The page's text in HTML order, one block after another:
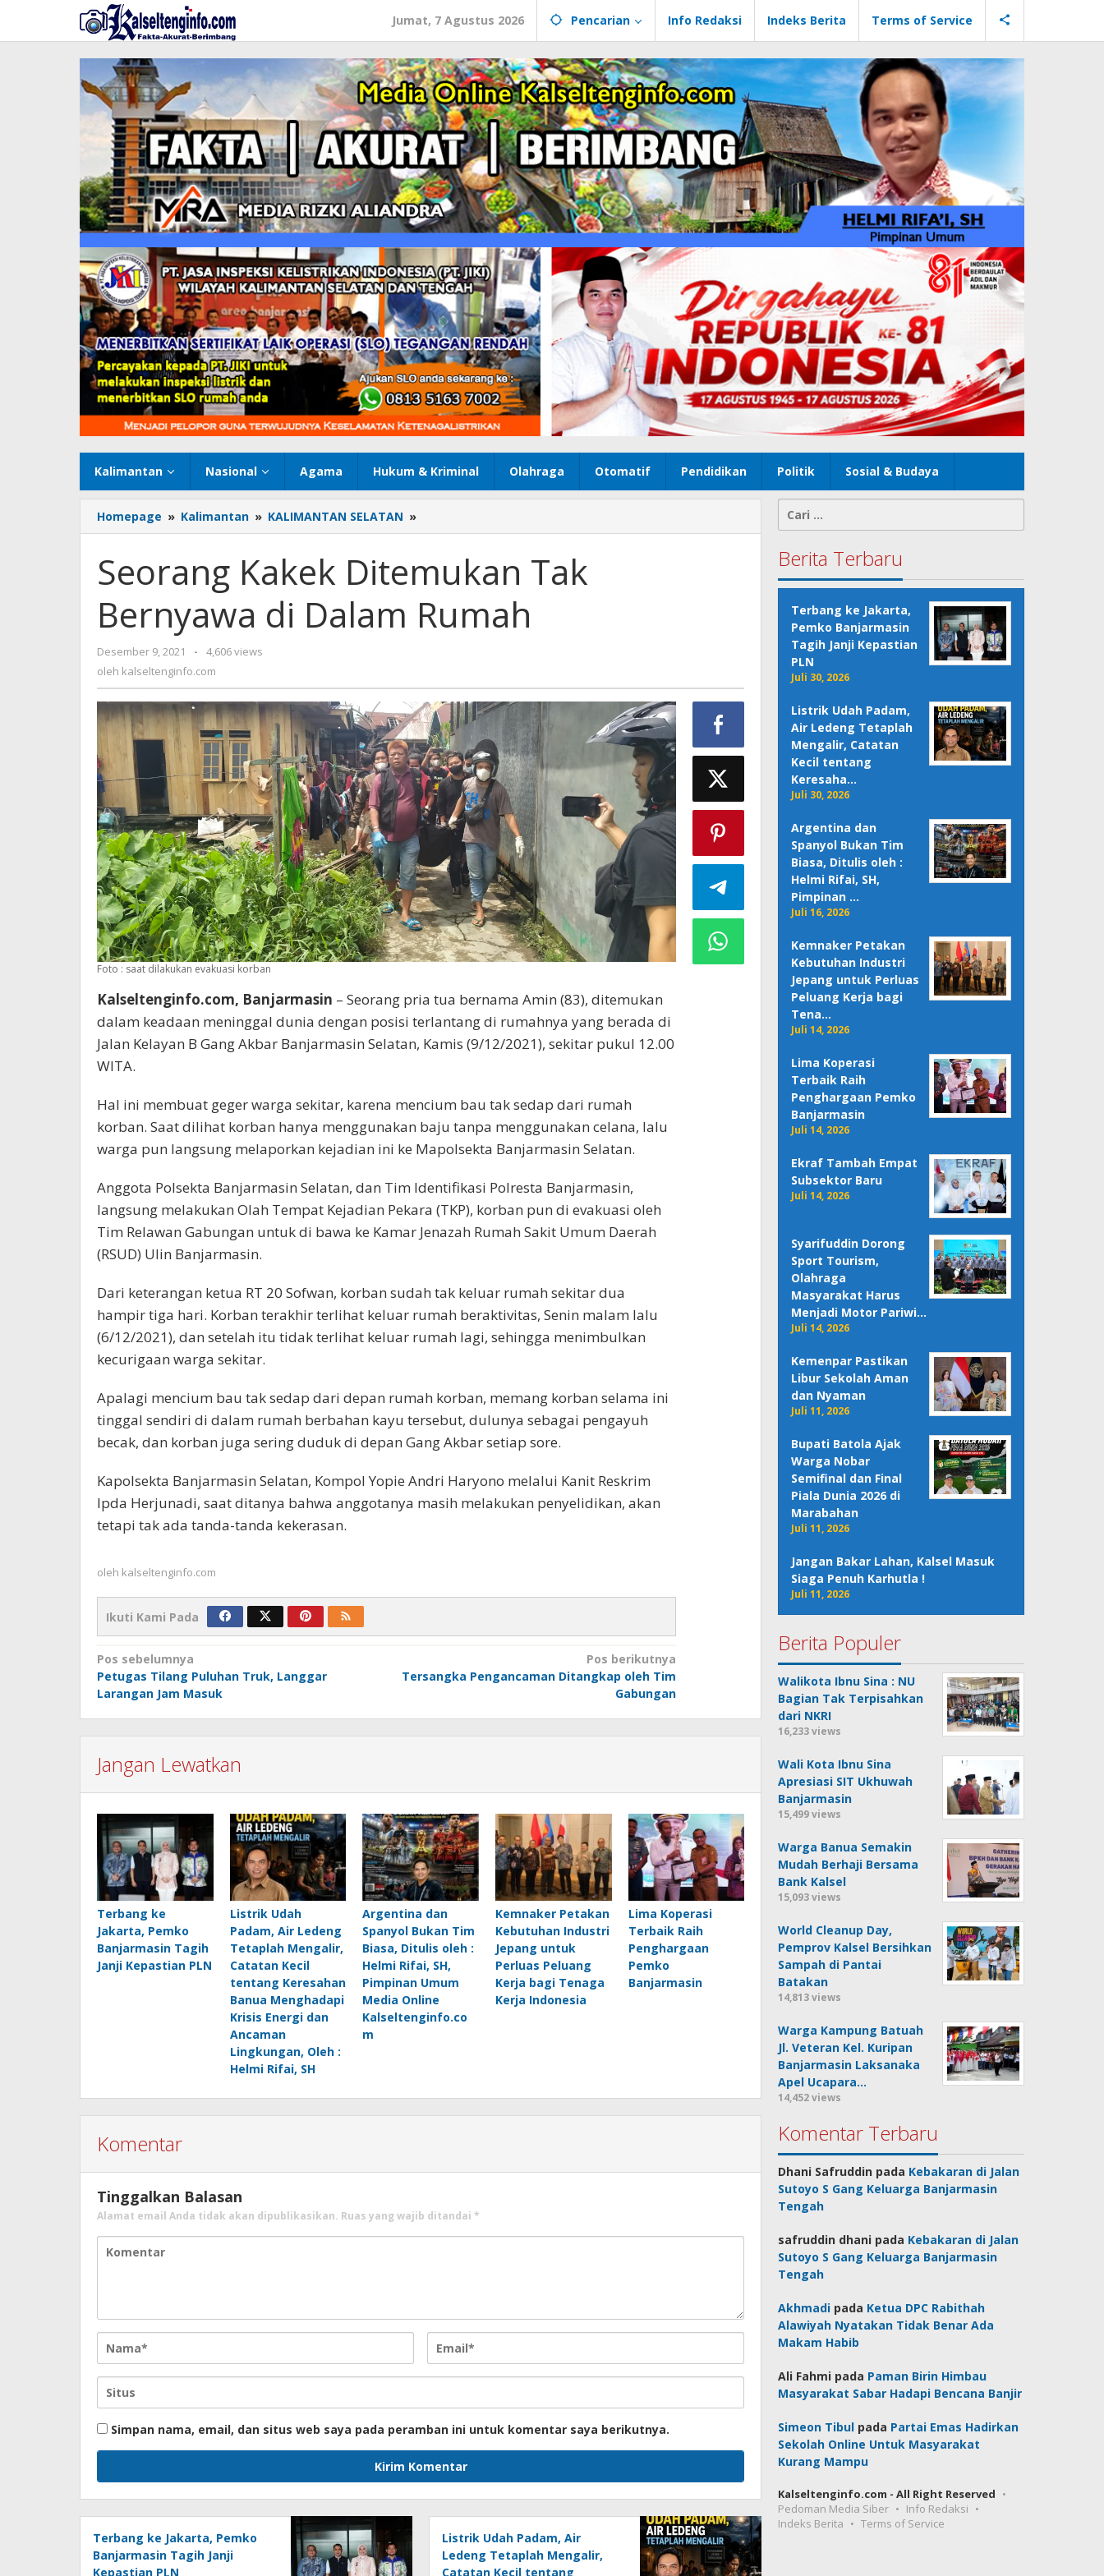
konten
Jumat, 7 Agustus 2026 Pencarian Info Redaksi Indeks Berita Terms of Service
Kalimantan Nasional Agama Hukum & Kriminal Olahraga Otomatif Pendidikan Politik Sosial & Budaya
Homepage » Kalimantan » KALIMANTAN SELATAN »
Kakek
Tak
Bernyawa
di
Dalam
Seorang Kakek Ditemukan Tak
Bernyawa di Dalam Rumah
Desember 9, 2021
oleh
kalseltenginfo.com
-
4,606 views
oleh kalseltenginfo.com
Foto : saat dilakukan evakuasi korban
Kalseltenginfo.com, Banjarmasin – Seorang pria tua bernama Amin (83), ditemukan
dalam keadaan meninggal dunia dengan posisi terlantang di rumahnya yang berada di
Jalan Kelayan B Gang Akbar Banjarmasin Selatan, Kamis (9/12/2021), sekitar pukul 12.00
WITA.
Hal ini membuat geger warga sekitar, karena mencium bau tak sedap dari rumah
korban. Saat dilihat korban hanya menggunakan baju tanpa menggunakan celana, lalu
warga pun langsung melaporkan kejadian ini ke Mapolsekta Banjarmasin Selatan.
Anggota Polsekta Banjarmasin Selatan, dan Tim Identifikasi Polresta Banjarmasin,
langsung melakukan Olah Tempat Kejadian Pekara (TKP), korban pun di evakuasi oleh
Tim Relawan Gabungan untuk di bawa ke Kamar Jenazah Rumah Sakit Umum Daerah
(RSUD) Ulin Banjarmasin.
Dari keterangan ketua RT 20 Sofwan, korban sudah tak keluar rumah sekitar dua
hampir tiga hari. Korban terakhir terlihat keluar rumah beraktivitas, Senin malam lalu
(6/12/2021), dan setelah itu tidak terlihat keluar rumah lagi, sehingga menimbulkan
kecurigaan warga sekitar.
Apalagi mencium bau tak sedap dari depan rumah korban, memang korban selama ini
tinggal sendiri di dalam rumah berbahan kayu tersebut, dulunya sebagai pengayuh
becak, dan korban juga sering duduk di depan Gang Akbar setiap sore.
Kapolsekta Banjarmasin Selatan, Kompol Yopie Andri Haryono melalui Kanit Reskrim
Ipda Herjunadi, saat ditanya bahwa anggotanya masih melakukan penyelidikan, akan
tetapi tak ada tanda-tanda kekerasan.
oleh kalseltenginfo.com
Ikuti Kami Pada
Navigasi
pos
Pos sebelumnya
Petugas Tilang Puluhan Truk, Langgar
Larangan Jam Masuk
Pos berikutnya
Tersangka Pengancaman Ditangkap oleh Tim
Gabungan
Jangan Lewatkan
Terbang ke
Jakarta, Pemko
Banjarmasin Tagih
Janji Kepastian PLN
Listrik Udah
Padam, Air Ledeng
Tetaplah Mengalir,
Catatan Kecil
tentang Keresahan
Banua Menghadapi
Krisis Energi dan
Ancaman
Lingkungan, Oleh :
Helmi Rifai, SH
Argentina dan
Spanyol Bukan Tim
Biasa, Ditulis oleh :
Helmi Rifai, SH,
Pimpinan Umum
Media Online
Kalseltenginfo.co
m
Kemnaker Petakan
Kebutuhan Industri
Jepang untuk
Perluas Peluang
Kerja bagi Tenaga
Kerja Indonesia
Lima Koperasi
Terbaik Raih
Penghargaan
Pemko
Banjarmasin
Komentar
Tinggalkan Balasan
Alamat email Anda tidak akan dipublikasikan. Ruas yang wajib ditandai *
Simpan nama, email, dan situs web saya pada peramban ini untuk komentar saya berikutnya.
Terbang ke Jakarta, Pemko
Banjarmasin Tagih Janji
Kepastian PLN
Listrik Udah Padam, Air
Ledeng Tetaplah Mengalir,
Catatan Kecil tentang
untuk:
Berita Terbaru
Terbang ke Jakarta,
Pemko Banjarmasin
Tagih Janji Kepastian
PLN
Juli 30, 2026
Listrik Udah Padam,
Air Ledeng Tetaplah
Mengalir, Catatan
Kecil tentang
Keresaha…
Juli 30, 2026
Argentina dan
Spanyol Bukan Tim
Biasa, Ditulis oleh :
Helmi Rifai, SH,
Pimpinan …
Juli 16, 2026
Kemnaker Petakan
Kebutuhan Industri
Jepang untuk Perluas
Peluang Kerja bagi
Tena…
Juli 14, 2026
Lima Koperasi
Terbaik Raih
Penghargaan Pemko
Banjarmasin
Juli 14, 2026
Ekraf Tambah Empat
Subsektor Baru
Juli 14, 2026
Syarifuddin Dorong
Sport Tourism,
Olahraga
Masyarakat Harus
Menjadi Motor Pariwi…
Juli 14, 2026
Kemenpar Pastikan
Libur Sekolah Aman
dan Nyaman
Juli 11, 2026
Bupati Batola Ajak
Warga Nobar
Semifinal dan Final
Piala Dunia 2026 di
Marabahan
Juli 11, 2026
Jangan Bakar Lahan, Kalsel Masuk
Siaga Penuh Karhutla !
Juli 11, 2026
Berita Populer
Walikota Ibnu Sina : NU
Bagian Tak Terpisahkan
dari NKRI
16,233 views
Wali Kota Ibnu Sina
Apresiasi SIT Ukhuwah
Banjarmasin
15,499 views
Warga Banua Semakin
Mudah Berhaji Bersama
Bank Kalsel
15,093 views
World Cleanup Day,
Pemprov Kalsel Bersihkan
Sampah di Pantai
Batakan
14,813 views
Warga Kampung Batuah
Jl. Veteran Kel. Kuripan
Banjarmasin Laksanaka
Apel Ucapara…
14,452 views
Komentar Terbaru
Dhani Safruddin pada Kebakaran di Jalan
Sutoyo S Gang Keluarga Banjarmasin
Tengah
safruddin dhani pada Kebakaran di Jalan
Sutoyo S Gang Keluarga Banjarmasin
Tengah
Akhmadi pada Ketua DPC Rabithah
Alawiyah Nyatakan Tidak Benar Ada
Makam Habib
Ali Fahmi pada Paman Birin Himbau
Masyarakat Sabar Hadapi Bencana Banjir
Simeon Tibul pada Partai Emas Hadirkan
Sekolah Online Untuk Masyarakat
Kurang Mampu
Kalseltenginfo.com - All Right Reserved
Pedoman Media Siber
Info Redaksi
Indeks Berita
Terms of Service